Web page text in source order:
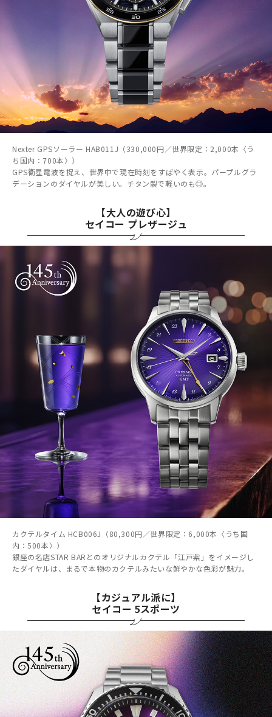
Nexter GPSソーラー HAB011J（330,000円／世界限定：2,000本〈う
ち国内：700本〉）
GPS衛星電波を捉え、世界中で現在時刻をすばやく表示。パープルグラ
デーションのダイヤルが美しい。チタン製で軽いのも◎。
【大人の遊び心】
セイコー プレザージュ
カクテルタイム HCB006J（80,300円／世界限定：6,000本〈うち国
内：500本〉）
銀座の名店STAR BARとのオリジナルカクテル「江戸紫」をイメージし
たダイヤルは、まるで本物のカクテルみたいな鮮やかな色彩が魅力。
【カジュアル派に】
セイコー 5スポーツ